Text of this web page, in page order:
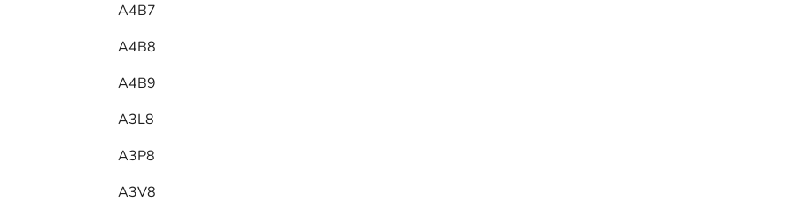
A4B7
A4B8
A4B9
A3L8
A3P8
A3V8